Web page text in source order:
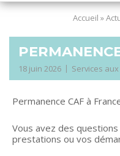
Accueil »
18 juin 2026 Services
Permanence CAF à
Vous avez des
prestations ou vos